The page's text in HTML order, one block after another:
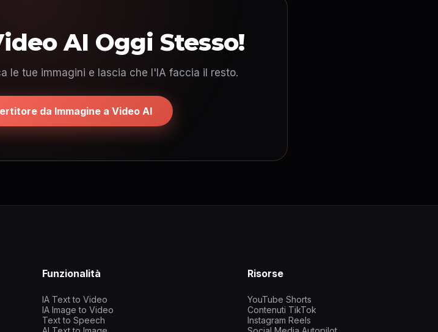
AI Oggi Stesso!
le tue immagini e lascia che l'IA faccia il resto.
da Immagine a Video AI
Funzionalità
IA Text to Video
IA Image to Video
Text to Speech
Risorse
YouTube Shorts
Contenuti TikTok
Instagram Reels